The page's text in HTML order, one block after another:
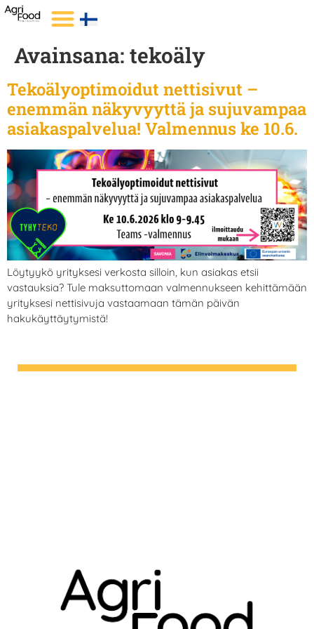
Avainsana: tekoäly
Tekoälyoptimoidut nettisivut –
enemmän näkyvyyttä ja sujuvampaa
asiakaspalvelua! Valmennus ke 10.6.
Löytyykö yrityksesi verkosta silloin, kun asiakas etsii
vastauksia? Tule maksuttomaan valmennukseen kehittämään
yrityksesi nettisivuja vastaamaan tämän päivän
hakukäyttäytymistä!